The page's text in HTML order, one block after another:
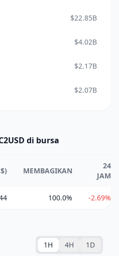
$22.85B
$4.02B
$2.17B
$2.07B
di bursa
MEMBAGIKAN
24
JAM
100.0% -2.69%
1H 4H 1D